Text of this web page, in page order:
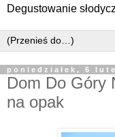
Degustowanie
poniedziałek, 6
Dom Do Góry
na opak